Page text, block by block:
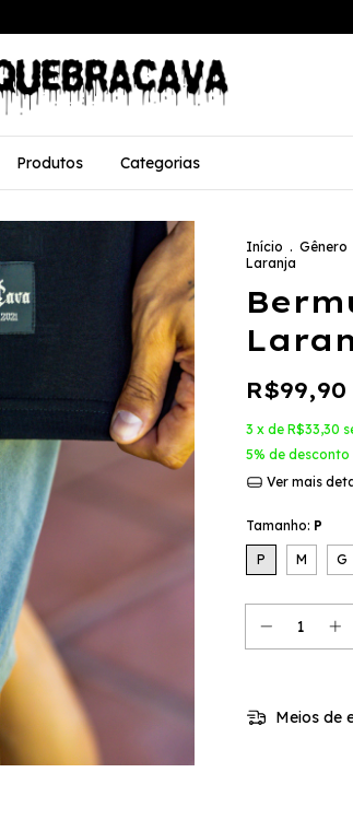
Produtos Categorias
Início . Gênero
Laranja
R$99,90
3 x de R$33,30
5% de desconto
Ver mais
Tamanho: P
P M G
Meios de